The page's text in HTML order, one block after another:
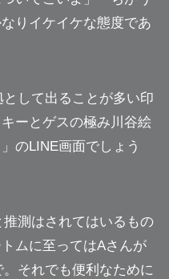
りイケイケな態度であ
して出ることが多い印
ーとゲスの極み川谷絵
のLINE画面でしょう
測はされてはいるもの
ムに至ってはAさんが
それでも便利なために